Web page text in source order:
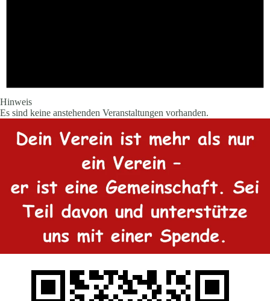
Hinweis
Es sind keine anstehenden Veranstaltungen vorhanden.